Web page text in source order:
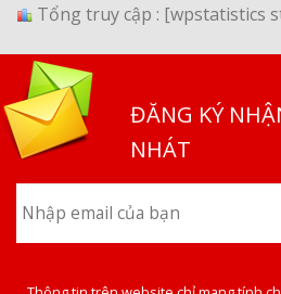
Tổng truy cập : [wpstatistics
ĐĂNG KÝ
NHÁT